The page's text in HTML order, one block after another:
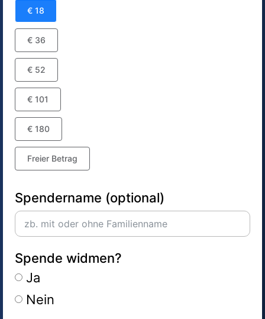
€ 18
€ 36
€ 52
€ 101
€ 180
Freier Betrag
Spendername (optional)
Spende widmen?
Ja
Nein